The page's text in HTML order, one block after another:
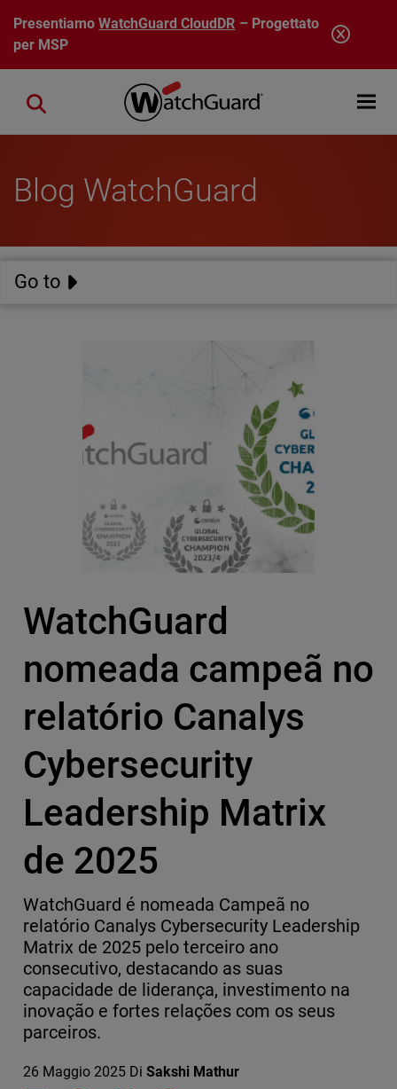
Salta al contenuto principale
PresentiamoWatchGuard CloudDR – Progettato
per MSP
Open
Close search
Blog WatchGuard
Go to
WatchGuard
nomeada campeã no
relatório Canalys
Cybersecurity
Leadership Matrix
de 2025
WatchGuard é nomeada Campeã no
relatório Canalys Cybersecurity Leadership
Matrix de 2025 pelo terceiro ano
consecutivo, destacando as suas
capacidade de liderança, investimento na
inovação e fortes relações com os seus
parceiros.
26 Maggio 2025 Di Sakshi Mathur